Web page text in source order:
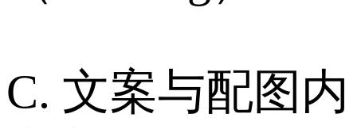
C. 文案与配图内